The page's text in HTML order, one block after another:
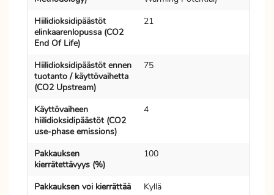
Hiilidioksidipäästöt
elinkaarenlopussa (CO2
End Of Life)
21
Hiilidioksidipäästöt ennen
tuotanto / käyttövaihetta
(CO2 Upstream)
75
Käyttövaiheen
hiilidioksidipäästöt (CO2
use-phase emissions)
4
Pakkauksen
kierrätettävyys (%)
100
Pakkauksen voi kierrättää
Kyllä